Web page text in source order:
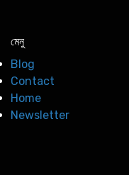
মেনু
Blog
Contact
Home
Newsletter